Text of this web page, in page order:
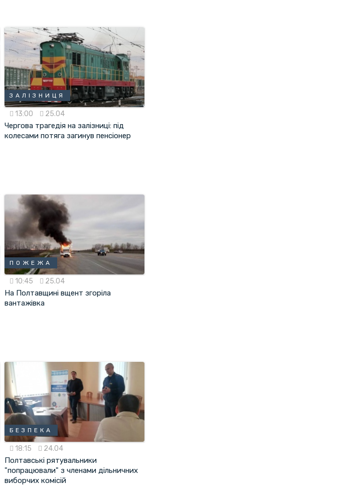
ЗАЛІЗНИЦЯ
13:00 25.04
Чергова трагедія на залізниці: під
колесами потяга загинув пенсіонер
ПОЖЕЖА
10:45 25.04
На Полтавщині вщент згоріла
вантажівка
БЕЗПЕКА
18:15 24.04
Полтавські рятувальники
"попрацювали" з членами дільничних
виборчих комісій